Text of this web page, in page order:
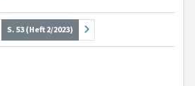
S. 53 (Heft 2/2023)